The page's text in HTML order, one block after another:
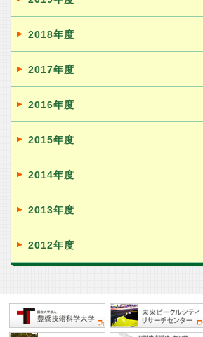
2018年度
2017年度
2016年度
2015年度
2014年度
2013年度
2012年度